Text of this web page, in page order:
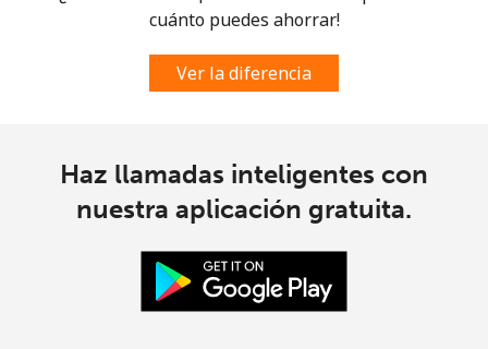
cuánto puedes ahorrar!
Ver la diferencia
Haz llamadas inteligentes con
nuestra aplicación gratuita.